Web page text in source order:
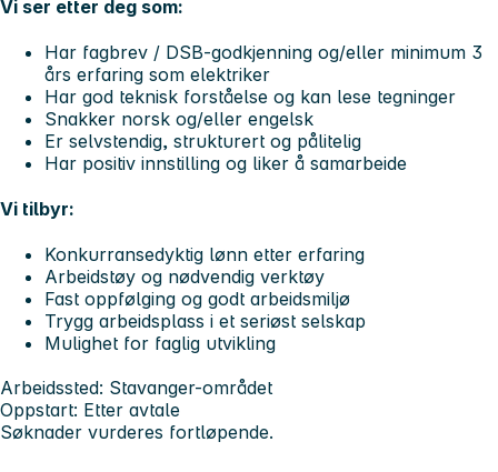
Vi ser etter deg som:
Har fagbrev / DSB-godkjenning og/eller minimum 3
års erfaring som elektriker
Har god teknisk forståelse og kan lese tegninger
Snakker norsk og/eller engelsk
Er selvstendig, strukturert og pålitelig
Har positiv innstilling og liker å samarbeide
Vi tilbyr:
Konkurransedyktig lønn etter erfaring
Arbeidstøy og nødvendig verktøy
Fast oppfølging og godt arbeidsmiljø
Trygg arbeidsplass i et seriøst selskap
Mulighet for faglig utvikling
Arbeidssted: Stavanger-området
Oppstart: Etter avtale
Søknader vurderes fortløpende.